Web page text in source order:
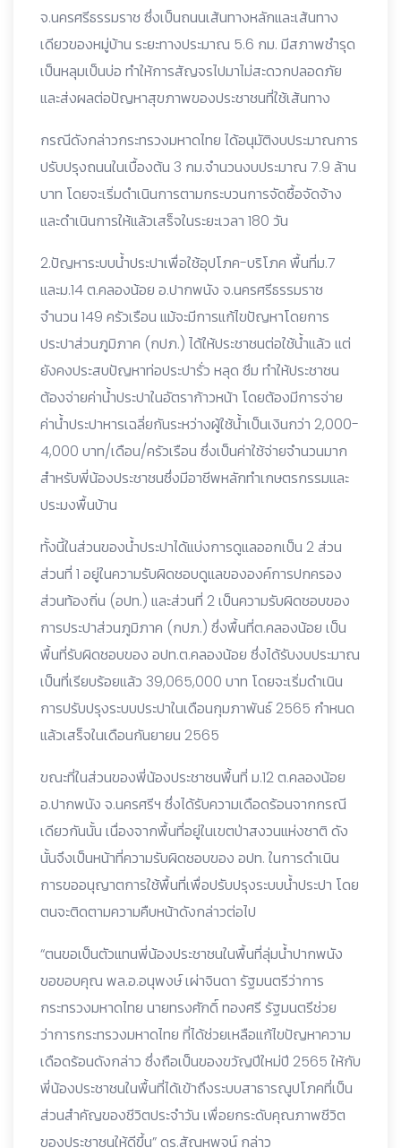
จ.นครศรีธรรมราช ซึ่งเป็นถนนเส้นทางหลักและเส้นทาง
เดียวของหมู่บ้าน ระยะทางประมาณ 5.6 กม. มีสภาพชำรุด
เป็นหลุมเป็นบ่อ ทำให้การสัญจรไปมาไม่สะดวกปลอดภัย
และส่งผลต่อปัญหาสุขภาพของประชาชนที่ใช้เส้นทาง
กรณีดังกล่าวกระทรวงมหาดไทย ได้อนุมัติงบประมาณการ
ปรับปรุงถนนในเบื้องต้น 3 กม.จำนวนงบประมาณ 7.9 ล้าน
บาท โดยจะเริ่มดำเนินการตามกระบวนการจัดซื้อจัดจ้าง
และดำเนินการให้แล้วเสร็จในระยะเวลา 180 วัน
2.ปัญหาระบบน้ำประปาเพื่อใช้อุปโภค-บริโภค พื้นที่ม.7
และม.14 ต.คลองน้อย อ.ปากพนัง จ.นครศรีธรรมราช
จำนวน 149 ครัวเรือน แม้จะมีการแก้ไขปัญหาโดยการ
ประปาส่วนภูมิภาค (กปภ.) ได้ให้ประชาชนต่อใช้น้ำแล้ว แต่
ยังคงประสบปัญหาท่อประปารั่ว หลุด ซึม ทำให้ประชาชน
ต้องจ่ายค่าน้ำประปาในอัตราก้าวหน้า โดยต้องมีการจ่าย
ค่าน้ำประปาหารเฉลี่ยกันระหว่างผู้ใช้น้ำเป็นเงินกว่า 2,000-
4,000 บาท/เดือน/ครัวเรือน ซึ่งเป็นค่าใช้จ่ายจำนวนมาก
สำหรับพี่น้องประชาชนซึ่งมีอาชีพหลักทำเกษตรกรรมและ
ประมงพื้นบ้าน
ทั้งนี้ในส่วนของน้ำประปาได้แบ่งการดูแลออกเป็น 2 ส่วน
ส่วนที่ 1 อยู่ในความรับผิดชอบดูแลขององค์การปกครอง
ส่วนท้องถิ่น (อปท.) และส่วนที่ 2 เป็นความรับผิดชอบของ
การประปาส่วนภูมิภาค (กปภ.) ซึ่งพื้นที่ต.คลองน้อย เป็น
พื้นที่รับผิดชอบของ อปท.ต.คลองน้อย ซึ่งได้รับงบประมาณ
เป็นที่เรียบร้อยแล้ว 39,065,000 บาท โดยจะเริ่มดำเนิน
การปรับปรุงระบบประปาในเดือนกุมภาพันธ์ 2565 กำหนด
แล้วเสร็จในเดือนกันยายน 2565
ขณะที่ในส่วนของพี่น้องประชาชนพื้นที่ ม.12 ต.คลองน้อย
อ.ปากพนัง จ.นครศรีฯ ซึ่งได้รับความเดือดร้อนจากกรณี
เดียวกันนั้น เนื่องจากพื้นที่อยู่ในเขตป่าสงวนแห่งชาติ ดัง
นั้นจึงเป็นหน้าที่ความรับผิดชอบของ อปท. ในการดำเนิน
การขออนุญาตการใช้พื้นที่เพื่อปรับปรุงระบบน้ำประปา โดย
ตนจะติดตามความคืบหน้าดังกล่าวต่อไป
“ตนขอเป็นตัวแทนพี่น้องประชาชนในพื้นที่ลุ่มน้ำปากพนัง
ขอขอบคุณ พล.อ.อนุพงษ์ เผ่าจินดา รัฐมนตรีว่าการ
กระทรวงมหาดไทย นายทรงศักดิ์ ทองศรี รัฐมนตรีช่วย
ว่าการกระทรวงมหาดไทย ที่ได้ช่วยเหลือแก้ไขปัญหาความ
เดือดร้อนดังกล่าว ซึ่งถือเป็นของขวัญปีใหม่ปี 2565 ให้กับ
พี่น้องประชาชนในพื้นที่ได้เข้าถึงระบบสาธารณูปโภคที่เป็น
ส่วนสำคัญของชีวิตประจำวัน เพื่อยกระดับคุณภาพชีวิต
ของประชาชนให้ดีขึ้น” ดร.สัณหพจน์ กล่าว